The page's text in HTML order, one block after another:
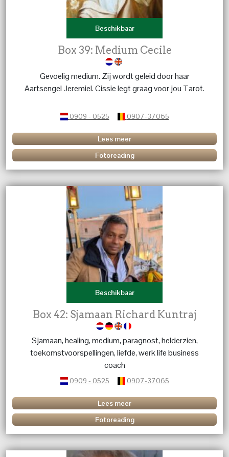
Beschikbaar
Box 39: Medium Cecile
Gevoelig medium. Zij wordt geleid door haar
Aartsengel Jeremiel. Cissie legt graag voor jou Tarot.
0909 - 0525 0907-37065
Lees meer
Fotoreading
Beschikbaar
Box 42: Sjamaan Richard Kuntraj
Sjamaan, healing, medium, paragnost, helderzien,
toekomstvoorspellingen, liefde, werk life business
coach
0909 - 0525 0907-37065
Lees meer
Fotoreading